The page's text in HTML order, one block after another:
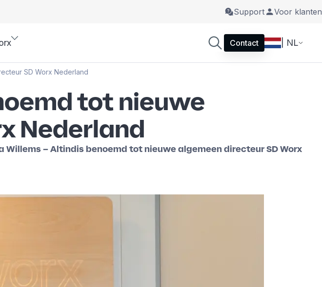
Support Voor klanten
Contact | NL
SD Worx Nederland
tot nieuwe
Nederland
– Altindis benoemd tot nieuwe algemeen directeur SD Worx